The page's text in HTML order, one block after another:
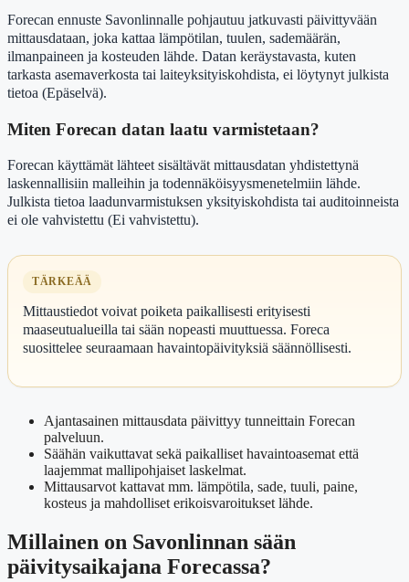
Forecan ennuste Savonlinnalle pohjautuu jatkuvasti päivittyvään
mittausdataan, joka kattaa lämpötilan, tuulen, sademäärän,
ilmanpaineen ja kosteuden lähde. Datan keräystavasta, kuten
tarkasta asemaverkosta tai laiteyksityiskohdista, ei löytynyt julkista
tietoa (Epäselvä).
Miten Forecan datan laatu varmistetaan?
Forecan käyttämät lähteet sisältävät mittausdatan yhdistettynä
laskennallisiin malleihin ja todennäköisyysmenetelmiin lähde.
Julkista tietoa laadunvarmistuksen yksityiskohdista tai auditoinneista
ei ole vahvistettu (Ei vahvistettu).
TÄRKEÄÄ
Mittaustiedot voivat poiketa paikallisesti erityisesti
maaseutualueilla tai sään nopeasti muuttuessa. Foreca
suosittelee seuraamaan havaintopäivityksiä säännöllisesti.
Ajantasainen mittausdata päivittyy tunneittain Forecan
palveluun.
Säähän vaikuttavat sekä paikalliset havaintoasemat että
laajemmat mallipohjaiset laskelmat.
Mittausarvot kattavat mm. lämpötila, sade, tuuli, paine,
kosteus ja mahdolliset erikoisvaroitukset lähde.
Millainen on Savonlinnan sään
päivitysaikajana Forecassa?